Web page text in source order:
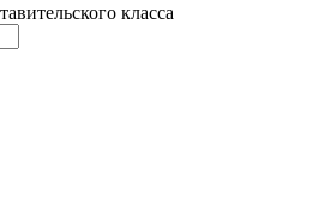
класса